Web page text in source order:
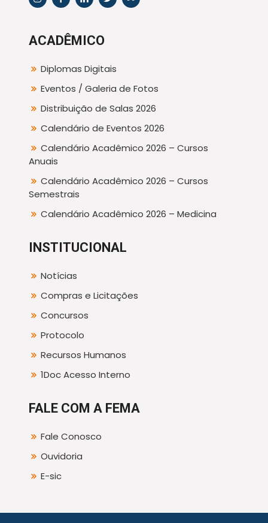
ACADÊMICO
Diplomas Digitais
Eventos / Galeria de Fotos
Distribuição de Salas 2026
Calendário de Eventos 2026
Calendário Acadêmico 2026 – Cursos
Anuais
Calendário Acadêmico 2026 – Cursos
Semestrais
Calendário Acadêmico 2026 – Medicina
INSTITUCIONAL
Notícias
Compras e Licitações
Concursos
Protocolo
Recursos Humanos
1Doc Acesso Interno
FALE COM A FEMA
Fale Conosco
Ouvidoria
E-sic